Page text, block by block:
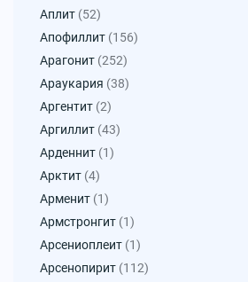
Аплит (52)
Апофиллит (156)
Арагонит (252)
Араукария (38)
Аргентит (2)
Аргиллит (43)
Арденнит (1)
Арктит (4)
Арменит (1)
Армстронгит (1)
Арсениоплеит (1)
Арсенопирит (112)